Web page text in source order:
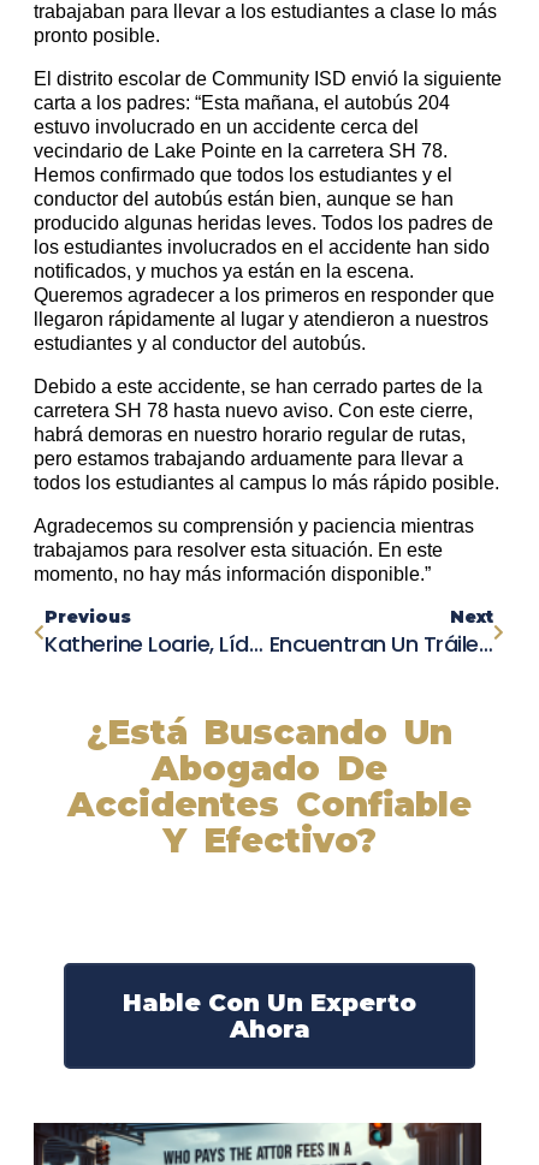
trabajaban para llevar a los estudiantes a clase lo más
pronto posible.
El distrito escolar de Community ISD envió la siguiente
carta a los padres: “Esta mañana, el autobús 204
estuvo involucrado en un accidente cerca del
vecindario de Lake Pointe en la carretera SH 78.
Hemos confirmado que todos los estudiantes y el
conductor del autobús están bien, aunque se han
producido algunas heridas leves. Todos los padres de
los estudiantes involucrados en el accidente han sido
notificados, y muchos ya están en la escena.
Queremos agradecer a los primeros en responder que
llegaron rápidamente al lugar y atendieron a nuestros
estudiantes y al conductor del autobús.
Debido a este accidente, se han cerrado partes de la
carretera SH 78 hasta nuevo aviso. Con este cierre,
habrá demoras en nuestro horario regular de rutas,
pero estamos trabajando arduamente para llevar a
todos los estudiantes al campus lo más rápido posible.
Agradecemos su comprensión y paciencia mientras
trabajamos para resolver esta situación. En este
momento, no hay más información disponible.”
Previous
Katherine Loarie, Líder Y Promotora De Mujeres En Política Local, Muere En Accidente En Joshua Tree
Next
Encuentran Un Tráiler Huido Después De Un Accidente En Massachusetts
¿Está Buscando Un
Abogado De
Accidentes Confiable
Y Efectivo?
Hable Con Un Experto
Ahora